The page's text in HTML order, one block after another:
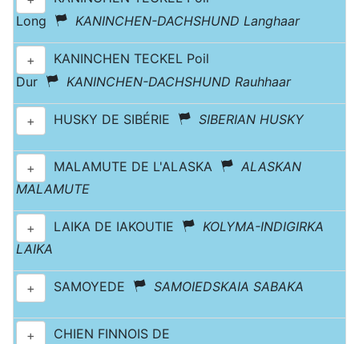
Long
KANINCHEN-DACHSHUND Langhaar
+
KANINCHEN TECKEL Poil
Dur
KANINCHEN-DACHSHUND Rauhhaar
+ HUSKY DE SIBÉRIE SIBERIAN HUSKY
+ MALAMUTE DE L'ALASKA
ALASKAN
MALAMUTE
+ LAIKA DE IAKOUTIE
KOLYMA-INDIGIRKA
LAIKA
+ SAMOYEDE SAMOIEDSKAIA SABAKA
+
CHIEN FINNOIS DE